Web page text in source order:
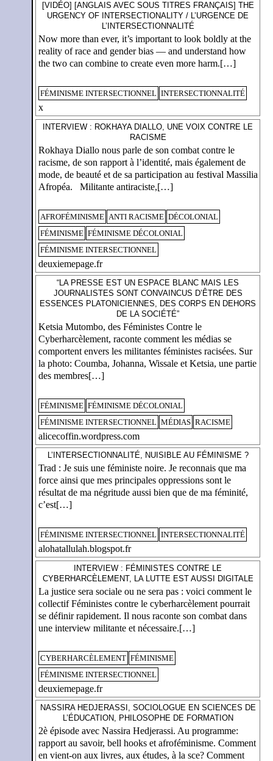
[VIDÉO] [ANGLAIS AVEC SOUS TITRES FRANÇAIS] THE
URGENCY OF INTERSECTIONALITY / L’URGENCE DE
L’INTERSECTIONNALITÉ
Now more than ever, it’s important to look boldly at the
reality of race and gender bias — and understand how
the two can combine to create even more harm.[…]
FÉMINISME INTERSECTIONNEL INTERSECTIONNALITÉ
x
INTERVIEW : ROKHAYA DIALLO, UNE VOIX CONTRE LE
RACISME
Rokhaya Diallo nous parle de son combat contre le
racisme, de son rapport à l’identité, mais également de
mode, de beauté et de sa participation au festival Massilia
Afropéa. Militante antiraciste,[…]
AFROFÉMINISME ANTI RACISME DÉCOLONIAL
FÉMINISME FÉMINISME DÉCOLONIAL
FÉMINISME INTERSECTIONNEL
deuxiemepage.fr
“LA PRESSE EST UN ESPACE BLANC MAIS LES
JOURNALISTES SONT CONVAINCUS D’ÊTRE DES
ESSENCES PLATONICIENNES, DES CORPS EN DEHORS
DE LA SOCIÉTÉ”
Ketsia Mutombo, des Féministes Contre le
Cyberharcèlement, raconte comment les médias se
comportent envers les militantes féministes racisées. Sur
la photo: Coumba, Johanna, Wissale et Ketsia, une partie
des membres[…]
FÉMINISME FÉMINISME DÉCOLONIAL
FÉMINISME INTERSECTIONNEL MÉDIAS RACISME
alicecoffin.wordpress.com
L’INTERSECTIONNALITÉ, NUISIBLE AU FÉMINISME ?
Trad : Je suis une féministe noire. Je reconnais que ma
force ainsi que mes principales oppressions sont le
résultat de ma négritude aussi bien que de ma féminité,
c’est[…]
FÉMINISME INTERSECTIONNEL INTERSECTIONNALITÉ
alohatallulah.blogspot.fr
INTERVIEW : FÉMINISTES CONTRE LE
CYBERHARCÈLEMENT, LA LUTTE EST AUSSI DIGITALE
La justice sera sociale ou ne sera pas : voici comment le
collectif Féministes contre le cyberharcèlement pourrait
se définir rapidement. Il nous raconte son combat dans
une interview militante et nécessaire.[…]
CYBERHARCÈLEMENT FÉMINISME
FÉMINISME INTERSECTIONNEL
deuxiemepage.fr
NASSIRA HEDJERASSI, SOCIOLOGUE EN SCIENCES DE
L’ÉDUCATION, PHILOSOPHE DE FORMATION
2è épisode avec Nassira Hedjerassi. Au programme:
rapport au savoir, bell hooks et afroféminisme. Comment
en vient-on aux livres, aux études, à la sce? Comment